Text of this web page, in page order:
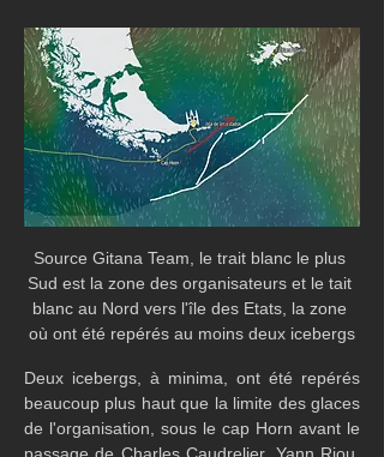
Source Gitana Team, le trait blanc le plus
Sud est la zone des organisateurs et le tait
blanc au Nord vers l'île des Etats, la zone
où ont été repérés au moins deux icebergs
Deux icebergs, à minima, ont été repérés
beaucoup plus haut que la limite des glaces
de l'organisation, sous le cap Horn avant le